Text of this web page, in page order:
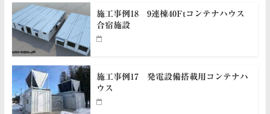
施工事例18 9連棟40Ftコンテナハウス
合宿施設
施工事例17 発電設備搭載用コンテナハ
ウス